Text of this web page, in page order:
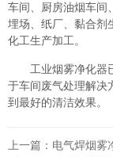
车间、厨房油烟车间
埋场、纸厂、黏合剂
化工生产加工。
工业烟雾净化器已
于车间废气处理解决
到最好的清洁效果。
上一篇： 电气焊烟雾